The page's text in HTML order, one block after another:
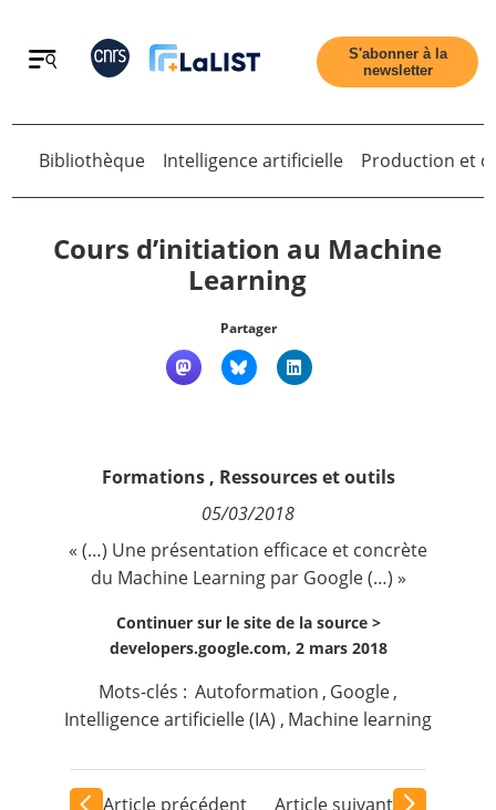
Retour
Nous suivre
S'abonner à la
newsletter
Bibliothèque
Intelligence artificielle Production et
Cours d’initiation au Machine
Learning
Partager
Formations, Ressources et outils
05/03/2018
« (…) Une présentation efficace et concrète
du Machine Learning par Google (…) »
Continuer sur le site de la source >
developers.google.com, 2 mars 2018
Mots-clés : Autoformation , Google,
Intelligence artificielle (IA) , Machine learning
Article précédent Article suivant